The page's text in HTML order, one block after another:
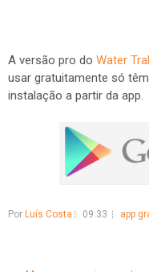
A versão pro do Water
usar gratuitamente só
instalação a partir da app.
Por Luís Costa 09:33 app